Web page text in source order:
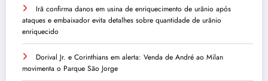
Irã confirma danos em usina de enriquecimento de urânio após
ataques e embaixador evita detalhes sobre quantidade de urânio
enriquecido
Dorival Jr. e Corinthians em alerta: Venda de André ao Milan
movimenta o Parque São Jorge